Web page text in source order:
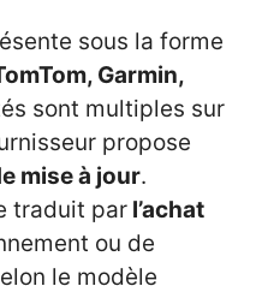
sous la forme
Garmin,
sont multiples sur
propose
mise à jour.
traduit par l’achat
ou de
le modèle